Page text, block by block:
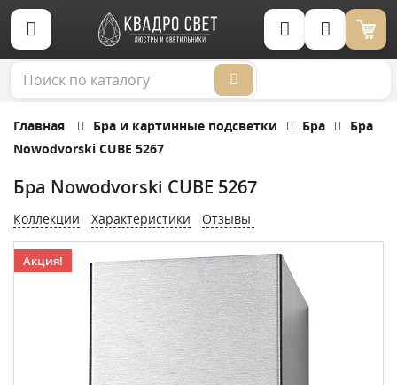
Корзина (0)
Главная Бра и картинные подсветки Бра
Бра
Nowodvorski CUBE 5267
Бра Nowodvorski CUBE 5267
Коллекции Характеристики Отзывы
Акция!